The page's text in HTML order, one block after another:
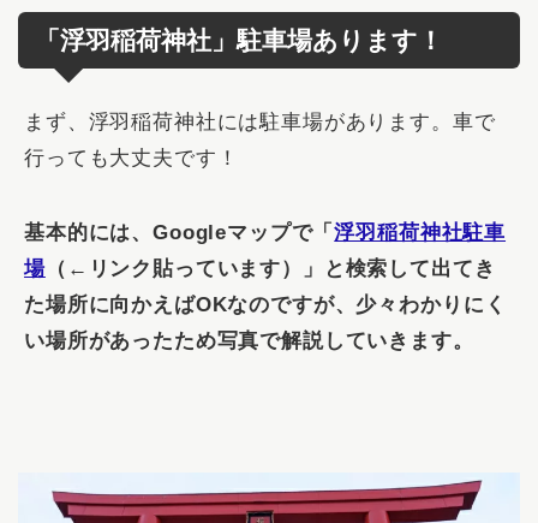
「浮羽稲荷神社」駐車場あります！
まず、浮羽稲荷神社には駐車場があります。車で
行っても大丈夫です！
基本的には、Googleマップで「浮羽稲荷神社駐車
場（←リンク貼っています）」と検索して出てき
た場所に向かえばOKなのですが、少々わかりにく
い場所があったため写真で解説していきます。